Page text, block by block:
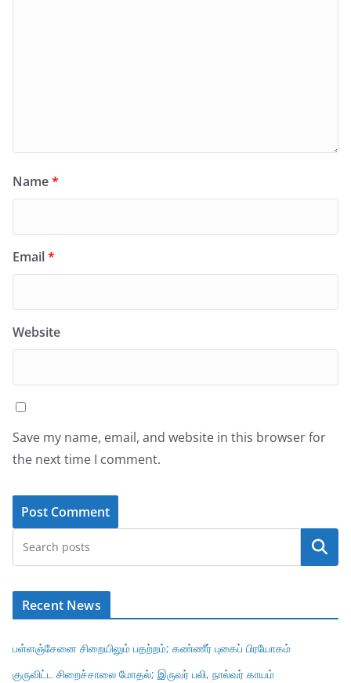
Name*
Email*
Website
Save my name, email, and website in this browser for
the next time I comment.
Search
Recent News
பள்ளஞ்சேனை சிறையிலும் பதற்றம்; கண்ணீர் புகைப் பிரயோகம்
குருவிட்ட சிறைச்சாலை மோதல்; இருவர் பலி, நால்வர் காயம்